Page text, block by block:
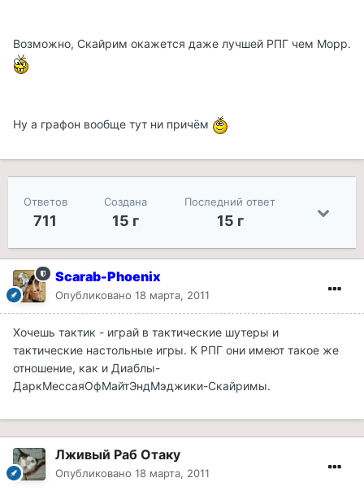
Возможно, Скайрим окажется даже лучшей РПГ чем Морр.
Ну а графон вообще тут ни причём
Ответов
711
Создана
15 г
Последний ответ
15 г
Scarab-Phoenix
Опубликовано 18 марта, 2011
Хочешь тактик - играй в тактические шутеры и
тактические настольные игры. К РПГ они имеют такое же
отношение, как и Диаблы-
ДаркМессаяОфМайтЭндМэджики-Скайримы.
Лживый Раб Отаку
Опубликовано 18 марта, 2011